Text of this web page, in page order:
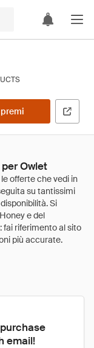
Owlet
email!